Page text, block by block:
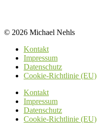
© 2026 Michael Nehls
Kontakt
Impressum
Datenschutz
Cookie-Richtlinie (EU)
Kontakt
Impressum
Datenschutz
Cookie-Richtlinie (EU)